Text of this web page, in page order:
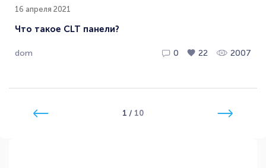
16 апреля 2021
Что такое CLT панели?
dom 0 22 2007
1 / 10